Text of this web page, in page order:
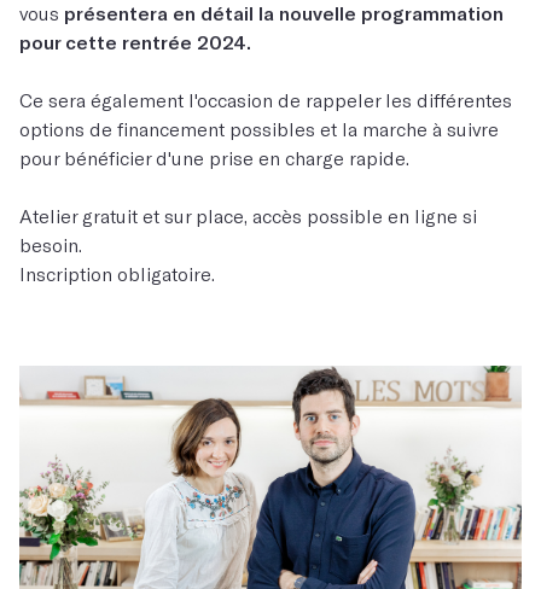
vous présentera en détail la nouvelle programmation
pour cette rentrée 2024.
Ce sera également l'occasion de rappeler les différentes
options de financement possibles et la marche à suivre
pour bénéficier d'une prise en charge rapide.
Atelier gratuit et sur place, accès possible en ligne si
besoin.
Inscription obligatoire.